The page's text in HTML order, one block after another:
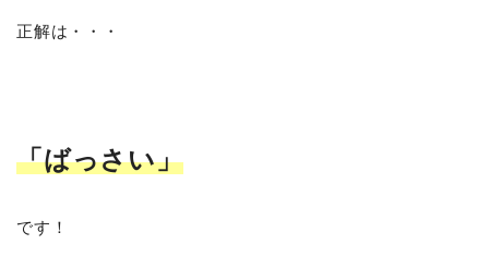
正解は・・・
「ばっさい」
です！